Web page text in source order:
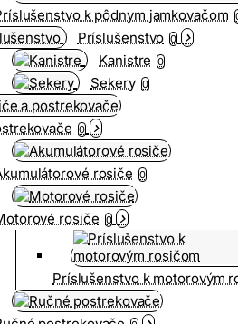
k pôdnym jamkovačom
Príslušenstvo 0
Kanistre 0
Sekery 0
0
rosiče 0
rosiče 0
Príslušenstvo k motorovým